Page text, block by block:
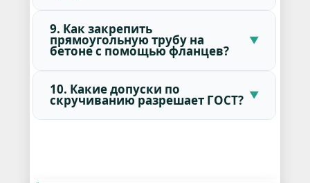
9. Как закрепить
прямоугольную трубу на
бетоне с помощью фланцев?
10. Какие допуски по
скручиванию разрешает ГОСТ?